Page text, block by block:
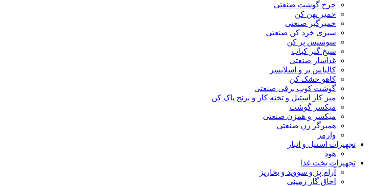
چرخ گوشت صنعتی
خمیر پهن کن
خمیرگیر صنعتی
سبزی خرد کن صنعتی
سوسیس پر کن
سیخ گیر کباب
غذاساز صنعتی
کالباس بر و اسلایسر
کاهو خشک کن
گوشت کوب برقی صنعتی
میز کار استیل و تخته کار و برنج پاک کن
میکسر گوشت
میکسر و همزن صنعتی
همبرگر زن صنعتی
وارمر
تجهیزات استیل و انبار
هود
تجهیزات پخت غذا
آرام پز و سووید و بخارپز
اجاق گاز زمینی